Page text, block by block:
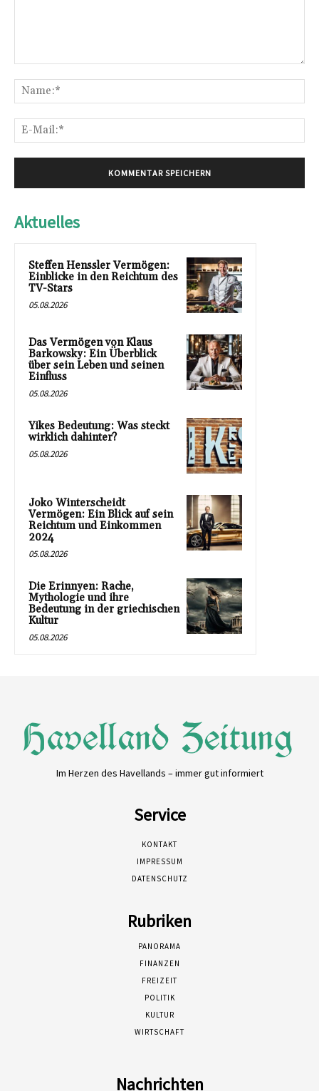
Aktuelles
Steffen Henssler Vermögen:
Einblicke in den Reichtum des
TV-Stars
05.08.2026
Das Vermögen von Klaus
Barkowsky: Ein Überblick
über sein Leben und seinen
Einfluss
05.08.2026
Yikes Bedeutung: Was steckt
wirklich dahinter?
05.08.2026
Joko Winterscheidt
Vermögen: Ein Blick auf sein
Reichtum und Einkommen
2024
05.08.2026
Die Erinnyen: Rache,
Mythologie und ihre
Bedeutung in der griechischen
Kultur
05.08.2026
Im Herzen des Havellands – immer gut informiert
Service
KONTAKT
IMPRESSUM
DATENSCHUTZ
Rubriken
PANORAMA
FINANZEN
FREIZEIT
POLITIK
KULTUR
WIRTSCHAFT
Nachrichten